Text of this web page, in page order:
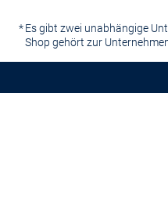
Es gibt zwei unabhängige
Shop gehört zur